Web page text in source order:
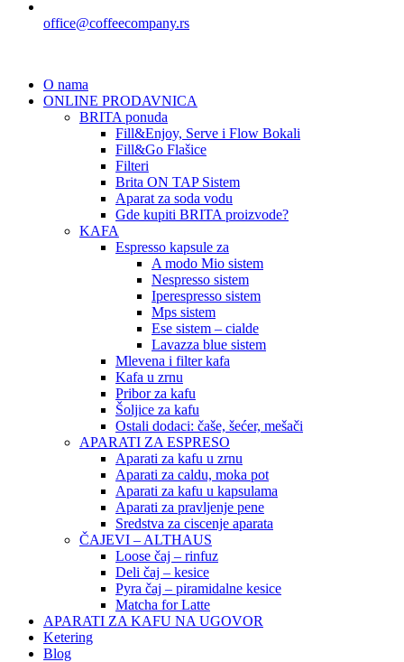
office@coffeecompany.rs
O nama
ONLINE PRODAVNICA
BRITA ponuda
Fill&Enjoy, Serve i Flow Bokali
Fill&Go Flašice
Filteri
Brita ON TAP Sistem
Aparat za soda vodu
Gde kupiti BRITA proizvode?
KAFA
Espresso kapsule za
A modo Mio sistem
Nespresso sistem
Iperespresso sistem
Mps sistem
Ese sistem – cialde
Lavazza blue sistem
Mlevena i filter kafa
Kafa u zrnu
Pribor za kafu
Šoljice za kafu
Ostali dodaci: čaše, šećer, mešači
APARATI ZA ESPRESO
Aparati za kafu u zrnu
Aparati za caldu, moka pot
Aparati za kafu u kapsulama
Aparati za pravljenje pene
Sredstva za ciscenje aparata
ČAJEVI – ALTHAUS
Loose čaj – rinfuz
Deli čaj – kesice
Pyra čaj – piramidalne kesice
Matcha for Latte
APARATI ZA KAFU NA UGOVOR
Ketering
Blog